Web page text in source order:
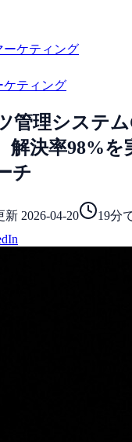
ーケティング
ケティング
管理システ
解決率98%を
チ
新 2026-04-20 19分